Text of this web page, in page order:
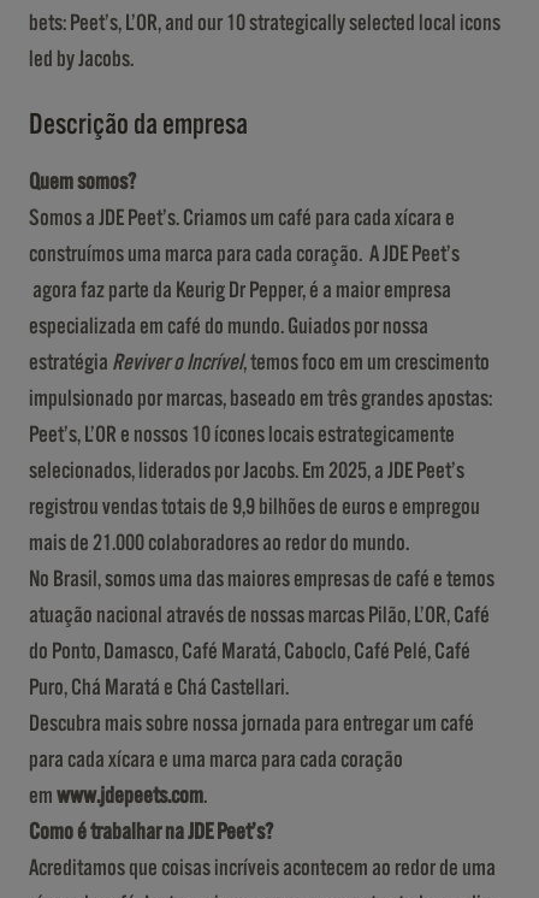
bets: Peet’s, L’OR, and our 10 strategically selected local icons
led by Jacobs.
Descrição da empresa
Quem somos?
Somos a JDE Peet’s. Criamos um café para cada xícara e
construímos uma marca para cada coração. A JDE Peet’s
agora faz parte da Keurig Dr Pepper, é a maior empresa
especializada em café do mundo. Guiados por nossa
estratégia Reviver o Incrível, temos foco em um crescimento
impulsionado por marcas, baseado em três grandes apostas:
Peet’s, L’OR e nossos 10 ícones locais estrategicamente
selecionados, liderados por Jacobs. Em 2025, a JDE Peet’s
registrou vendas totais de 9,9 bilhões de euros e empregou
mais de 21.000 colaboradores ao redor do mundo.
No Brasil, somos uma das maiores empresas de café e temos
atuação nacional através de nossas marcas Pilão, L’OR, Café
do Ponto, Damasco, Café Maratá, Caboclo, Café Pelé, Café
Puro, Chá Maratá e Chá Castellari.
Descubra mais sobre nossa jornada para entregar um café
para cada xícara e uma marca para cada coração
em www.jdepeets.com.
Como é trabalhar na JDE Peet’s?
Acreditamos que coisas incríveis acontecem ao redor de uma